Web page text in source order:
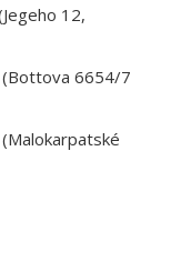
12,
(Bottova 6654/7